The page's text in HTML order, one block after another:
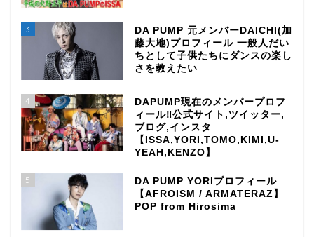
3
DA PUMP 元メンバーDAICHI(加
藤大地)プロフィール 一般人だい
ちとして子供たちにダンスの楽し
さを教えたい
4
DAPUMP現在のメンバープロフ
ィール‼公式サイト,ツイッター,
ブログ,インスタ
【ISSA,YORI,TOMO,KIMI,U-
YEAH,KENZO】
5
DA PUMP YORIプロフィール
【AFROISM / ARMATERAZ】
POP from Hirosima